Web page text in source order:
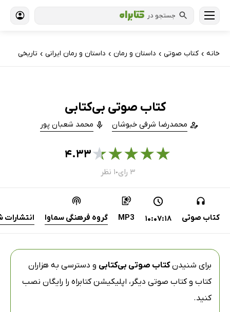
جستجو در
خانه › کتاب‌ صوتی › داستان و رمان › داستان و رمان ایرانی › تاریخی
کتاب صوتی بی‌کتابی
محمدرضا شرفی خبوشان محمد شعبان پور
★
★
★
★
★۴.۳۳
۳ رای ● ۱ نظر
کتاب صوتی 10:07:18
MP3 گروه فرهنگی سماوا
برای شنیدنکتاب صوتی بی‌کتابی و دسترسی به هزاران
کتاب و کتاب صوتی دیگر، اپلیکیشن کتابراه را رایگان نصب
کنید.